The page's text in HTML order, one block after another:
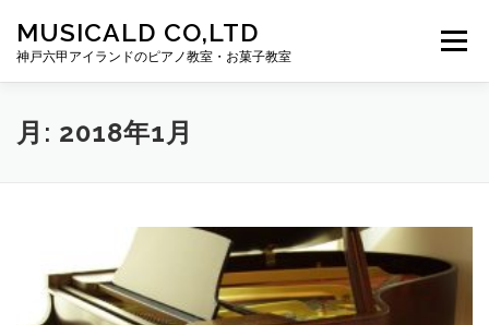
MUSICALD CO,LTD
神戸六甲アイランドのピアノ教室・お菓子教室
メニュー
HOME ぽこあぽこ河越音楽教室
月: 2018年1月